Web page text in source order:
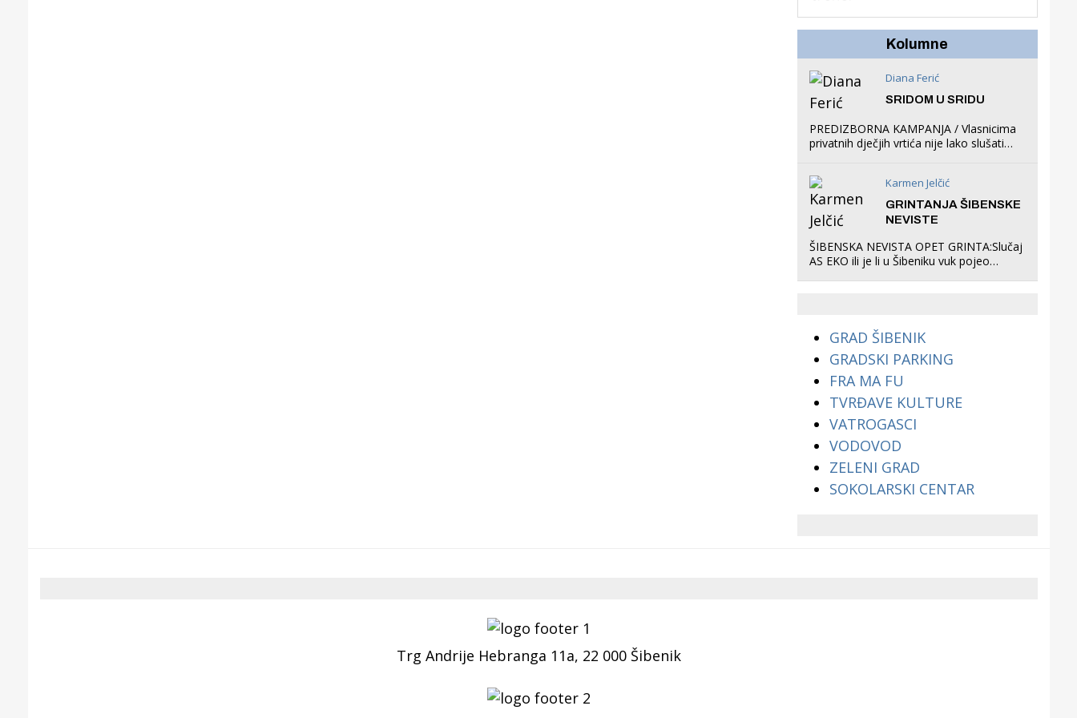
organizirao dječje
Kolumne
Diana Ferić
SRIDOM U SRIDU
PREDIZBORNA KAMPANJA / Vlasnicima
privatnih dječjih vrtića nije lako slušati
što oni rade u Šibeniku ne postoji
Karmen Jelčić
GRINTANJA ŠIBENSKE
NEVISTE
ŠIBENSKA NEVISTA OPET GRINTA:Slučaj
AS EKO ili je li u Šibeniku vuk pojeo
GRAD ŠIBENIK
GRADSKI PARKING
FRA MA FU
TVRĐAVE KULTURE
VATROGASCI
VODOVOD
ZELENI GRAD
SOKOLARSKI CENTAR
Trg Andrije Hebranga 11a, 22 000 Šibenik